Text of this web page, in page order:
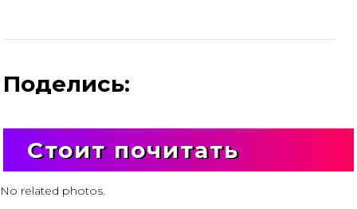
Поделись:
Стоит почитать
No related photos.